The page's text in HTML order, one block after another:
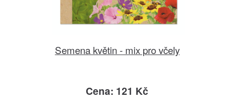
Semena květin - mix pro včely
Cena: 121 Kč